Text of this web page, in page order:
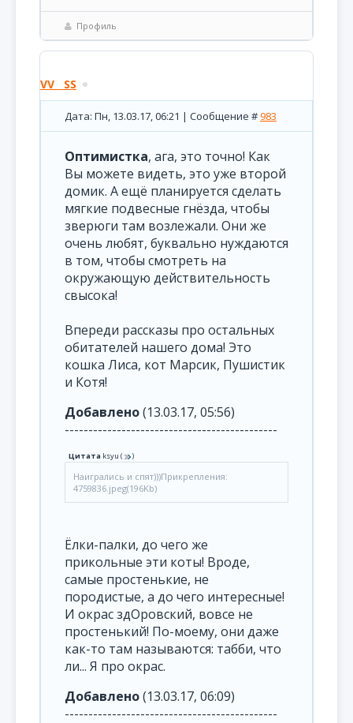
Профиль
VV__SS
Дата: Пн, 13.03.17, 06:21 | Сообщение #983
Оптимистка, ага, это точно! Как
Вы можете видеть, это уже второй
домик. А ещё планируется сделать
мягкие подвесные гнёзда, чтобы
зверюги там возлежали. Они же
очень любят, буквально нуждаются
в том, чтобы смотреть на
окружающую действительность
свысока!
Впереди рассказы про остальных
обитателей нашего дома! Это
кошка Лиса, кот Марсик, Пушистик
и Котя!
Добавлено(13.03.17, 05:56)
---------------------------------------------
Цитата ksyu ( )
Наигрались и спят)))Прикрепления:
4759836.jpeg(196Kb)
Ёлки-палки, до чего же
прикольные эти коты! Вроде,
самые простенькие, не
породистые, а до чего интересные!
И окрас здОровский, вовсе не
простенький! По-моему, они даже
как-то там называются: табби, что
ли... Я про окрас.
Добавлено(13.03.17, 06:09)
---------------------------------------------